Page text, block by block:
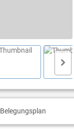
Belegungsplan